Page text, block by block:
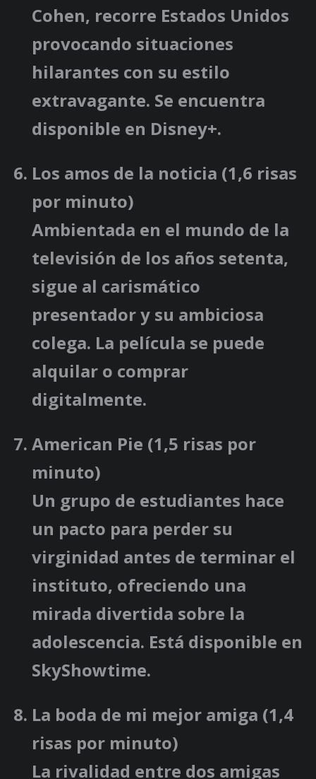
Cohen, recorre Estados Unidos
provocando situaciones
hilarantes con su estilo
extravagante. Se encuentra
disponible en Disney+.
Los amos de la noticia (1,6 risas
por minuto)
Ambientada en el mundo de la
televisión de los años setenta,
sigue al carismático
presentador y su ambiciosa
colega. La película se puede
alquilar o comprar
digitalmente.
American Pie (1,5 risas por
minuto)
Un grupo de estudiantes hace
un pacto para perder su
virginidad antes de terminar el
instituto, ofreciendo una
mirada divertida sobre la
adolescencia. Está disponible en
SkyShowtime.
La boda de mi mejor amiga (1,4
risas por minuto)
La rivalidad entre dos amigas